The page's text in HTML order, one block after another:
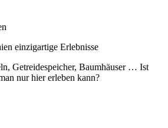
einzigartige Erlebnisse
Getreidespeicher, Baumhäuser … Ist
nur hier erleben kann?